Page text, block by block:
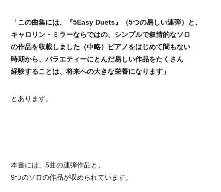
「この曲集には、『5Easy Duets』（5つの易しい連弾）と、
キャロリン・ミラーならではの、シンプルで叙情的なソロ
の作品を収載しました（中略）ピアノをはじめて間もない
時期から、バラエティーにとんだ易しい作品をたくさん
経験することは、将来への大きな栄養になります」
とあります。
本書には、5曲の連弾作品と、
9つのソロの作品が収められています。